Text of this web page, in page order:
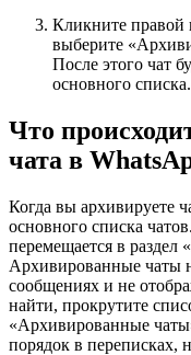
Кликните
выберите
После этого чат
основного списка.
Что
чата в
Когда вы архивируете
основного списка
перемещается в
Архивированные чаты
сообщениях и не
найти, прокрутите
«Архивированные
порядок в переписках,